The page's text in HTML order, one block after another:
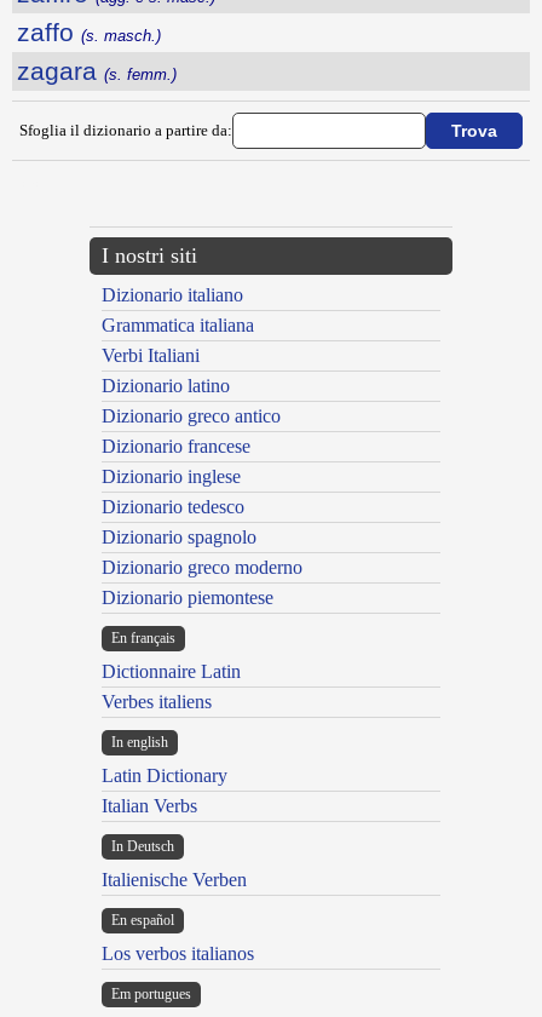
zaffo (s. masch.)
zagara (s. femm.)
Sfoglia il dizionario a partire da:
I nostri siti
Dizionario italiano
Grammatica italiana
Verbi Italiani
Dizionario latino
Dizionario greco antico
Dizionario francese
Dizionario inglese
Dizionario tedesco
Dizionario spagnolo
Dizionario greco moderno
Dizionario piemontese
En français
Dictionnaire Latin
Verbes italiens
In english
Latin Dictionary
Italian Verbs
In Deutsch
Italienische Verben
En español
Los verbos italianos
Em portugues